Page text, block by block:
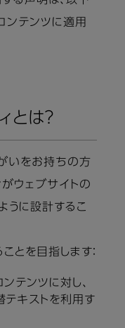
ンテンツに適用
とは？
いをお持ちの方
ウェブサイトの
うに設計するこ
とを目指します：
テンツに対し、
キストを利用す